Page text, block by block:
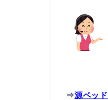
⇒源ベッ